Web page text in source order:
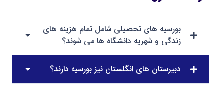
بورسیه های تحصیلی شامل تمام هزینه های
زندگی و شهریه دانشگاه ها می شوند؟
دبیرستان های انگلستان نیز بورسیه دارند؟